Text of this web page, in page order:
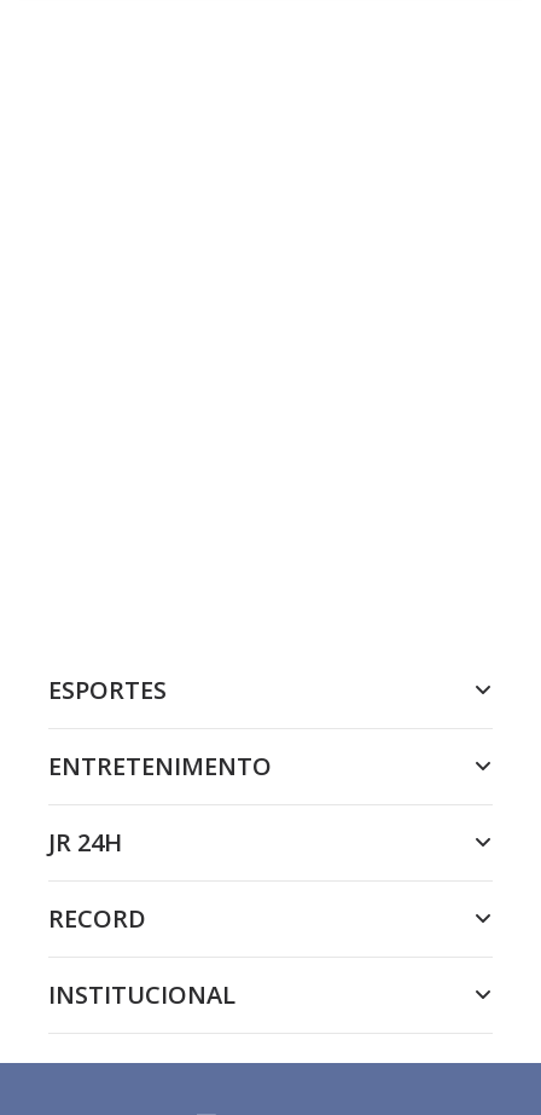
ESPORTES
ENTRETENIMENTO
JR 24H
RECORD
INSTITUCIONAL